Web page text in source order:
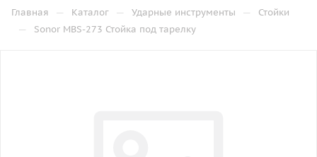
Главная — Каталог — Ударные инструменты — Стойки
— Sonor MBS-273 Стойка под тарелку